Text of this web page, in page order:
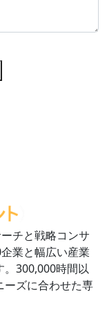
チと戦略コンサ
業と幅広い産業
。300,000時間以
ーズに合わせた専